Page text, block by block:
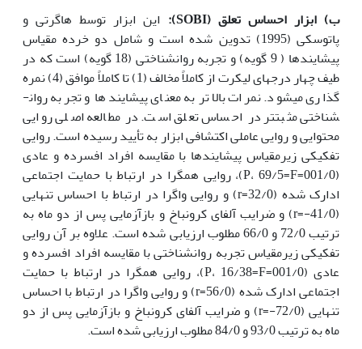
ب) ابزار احساس تعلق (
SOBI
): این ابزار توسط هاگرتی و
پاتوسکی (1995) تدوین شده است و شامل دو خرده مقیاس
پیشایندها ( 9 گویه) و تجربه روان­شناختی (18 گویه) است که در
طیف چهار درجه­ای لیکرت از کاملاً مخالف (1) تا کاملاً موافق (4) نمره
گذاری می­شود. نمرات بالاتر به معنای پیشایندها و تجربه روان­
شناختی مثبت­تر در احساس تعلق است. در مطالعه اصلی روایی
محتوایی و روایی عاملی اکتشافی ابزار به تأیید رسیده است. روایی
تفکیکی زیرمقیاس پیشایندها با مقایسه افراد افسرده و عادی
(001/0=P، 69/5=F)، روایی همگرا در ارتباط با حمایت اجتماعی
ادارک شده (32/0=r) و روایی واگرا در ارتباط با احساس تنهایی
(41/0-=r) و ضرایب آلفای کرونباخ و بازآزمایی پس از دو ماه به
ترتیب 72/0 و 66/0 مطلوب ارزیابی شده است. علاوه بر آن روایی
تفکیکی زیرمقیاس تجربه روان­شناختی با مقایسه افراد افسرده و
عادی (001/0=P، 16/38=F)، روایی همگرا در ارتباط با حمایت
اجتماعی ادارک شده (56/0=r) و روایی واگرا در ارتباط با احساس
تنهایی (72/0-=r) و ضرایب آلفای کرونباخ و بازآزمایی پس از دو
ماه به ترتیب 93/0 و 84/0 مطلوب ارزیابی شده است.